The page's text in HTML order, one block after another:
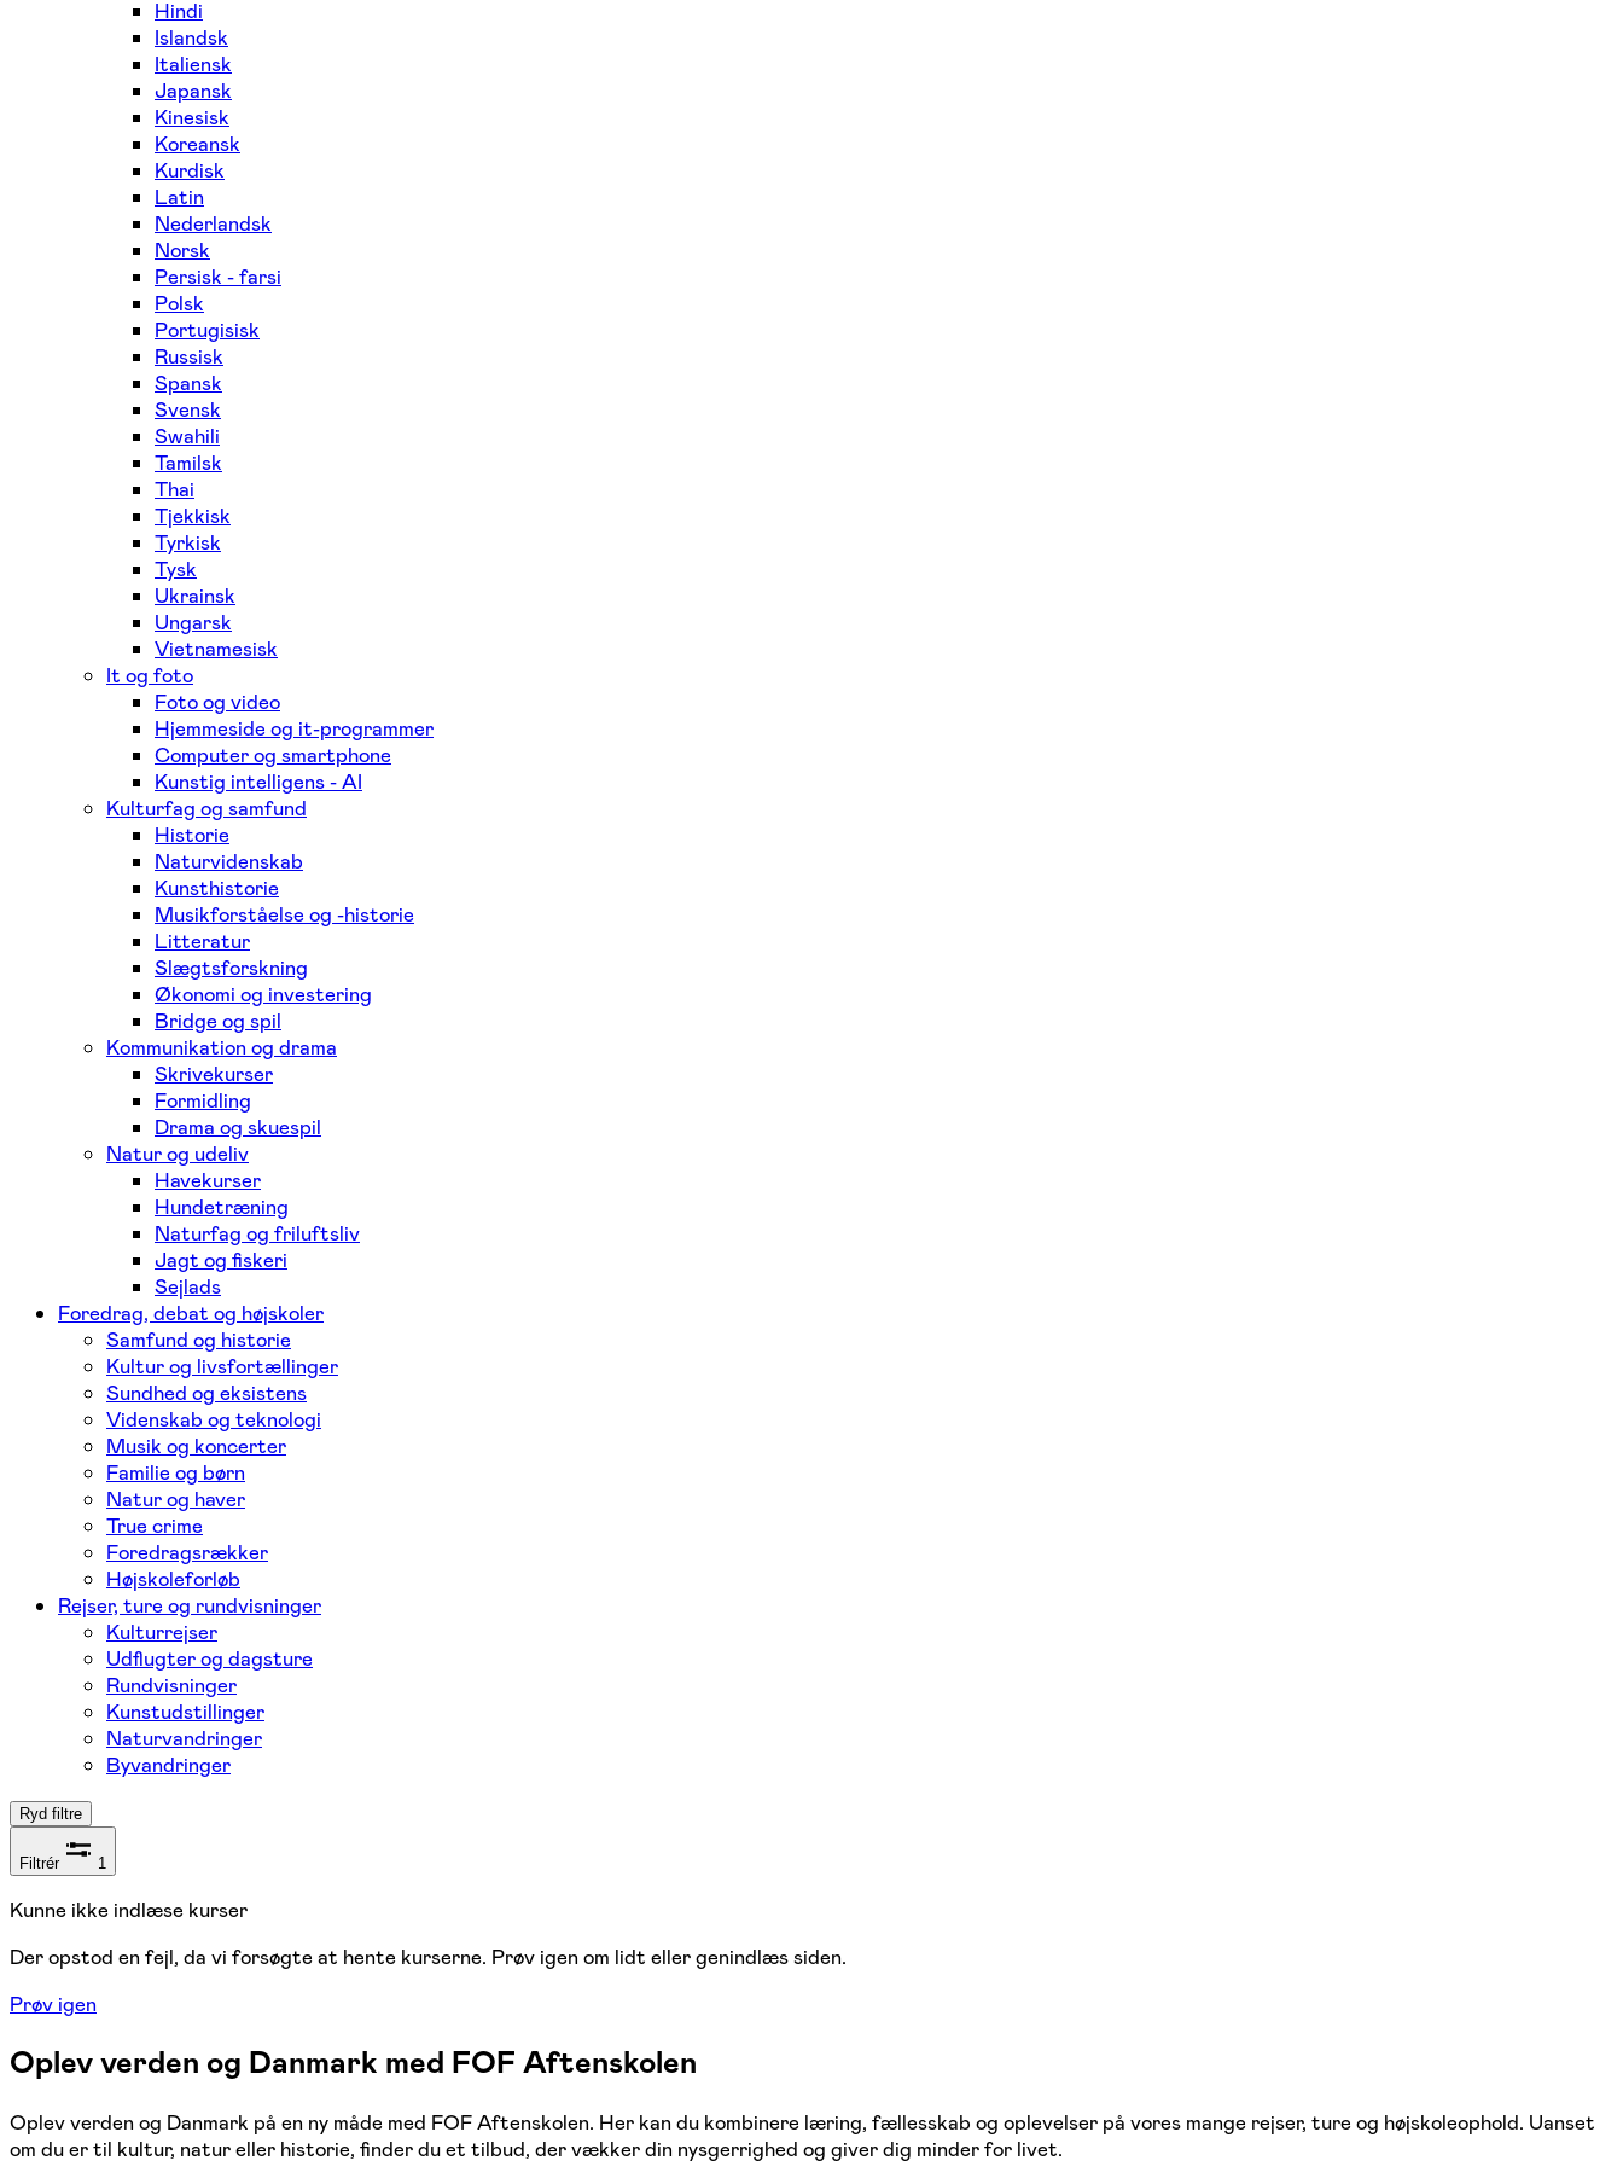
Hindi
Islandsk
Italiensk
Japansk
Kinesisk
Koreansk
Kurdisk
Latin
Nederlandsk
Norsk
Persisk - farsi
Polsk
Portugisisk
Russisk
Spansk
Svensk
Swahili
Tamilsk
Thai
Tjekkisk
Tyrkisk
Tysk
Ukrainsk
Ungarsk
Vietnamesisk
It og foto
Foto og video
Hjemmeside og it-programmer
Computer og smartphone
Kunstig intelligens - AI
Kulturfag og samfund
Historie
Naturvidenskab
Kunsthistorie
Musikforståelse og -historie
Litteratur
Slægtsforskning
Økonomi og investering
Bridge og spil
Kommunikation og drama
Skrivekurser
Formidling
Drama og skuespil
Natur og udeliv
Havekurser
Hundetræning
Naturfag og friluftsliv
Jagt og fiskeri
Sejlads
Foredrag, debat og højskoler
Samfund og historie
Kultur og livsfortællinger
Sundhed og eksistens
Videnskab og teknologi
Musik og koncerter
Familie og børn
Natur og haver
True crime
Foredragsrækker
Højskoleforløb
Rejser, ture og rundvisninger
Kulturrejser
Udflugter og dagsture
Rundvisninger
Kunstudstillinger
Naturvandringer
Byvandringer
Ryd filtre
Filtrér 1
Kunne ikke indlæse kurser
Der opstod en fejl, da vi forsøgte at hente kurserne. Prøv igen om lidt eller genindlæs siden.
Prøv igen
Oplev verden og Danmark med FOF Aftenskolen
Oplev verden og Danmark på en ny måde med FOF Aftenskolen. Her kan du kombinere læring, fællesskab og oplevelser på vores mange rejser, ture og højskoleophold. Uanset
om du er til kultur, natur eller historie, finder du et tilbud, der vækker din nysgerrighed og giver dig minder for livet.